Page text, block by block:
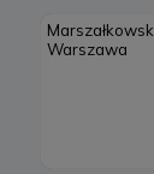
Lądowa
9. Prawa
Zgodnie z
a) prawo
b) prawo do